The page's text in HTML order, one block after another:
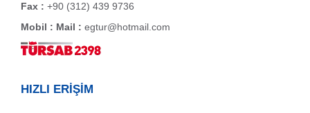
Fax : +90 (312) 439 9736
Mobil : Mail : egtur@hotmail.com
HIZLI ERİŞİM